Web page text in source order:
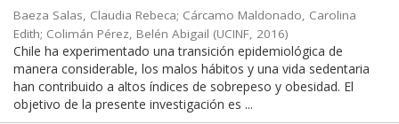
Baeza Salas, Claudia Rebeca; Cárcamo Maldonado, Carolina
Edith; Colimán Pérez, Belén Abigail (UCINF, 2016)
Chile ha experimentado una transición epidemiológica de
manera considerable, los malos hábitos y una vida sedentaria
han contribuido a altos índices de sobrepeso y obesidad. El
objetivo de la presente investigación es ...